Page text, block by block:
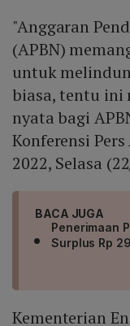
"Anggaran
(APBN)
untuk
biasa, tentu ini
nyata bagi
Konferensi
2022, Selasa
BACA JUGA
Penerimaan
Surplus Rp
Kementerian